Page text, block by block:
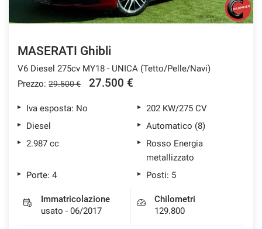
MASERATI Ghibli
V6 Diesel 275cv MY18 - UNICA (Tetto/Pelle/Navi)
Prezzo: 29.500 € 27.500 €
Iva esposta: No
202 KW/275 CV
Diesel
Automatico (8)
2.987 cc
Rosso Energia
metallizzato
Porte: 4
Posti: 5
Immatricolazione
usato - 06/2017
Chilometri
129.800